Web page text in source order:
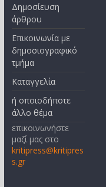
Δημοσίευση
άρθρου
Επικοινωνία με
δημοσιογραφικό
τμήμα
Καταγγελία
ή οποιοδήποτε
άλλο θέμα
επικοινωνήστε
μαζί μας στο
kritipress@kritipres
s.gr